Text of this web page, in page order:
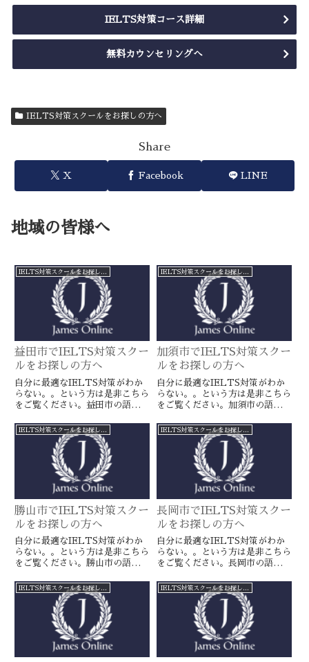
IELTS対策コース詳細
無料カウンセリングへ
IELTS対策スクールをお探しの方へ
Share
X Facebook LINE
地域の皆様へ
IELTS対策スクールをお探しの方へ
益田市でIELTS対策スクー
ルをお探しの方へ
自分に最適なIELTS対策がわか
らない。。という方は是非こちら
をご覧ください。益田市の語学ス
ラインのIELTS対策ならより確
実に目標達成が近づきます。海外
留学や移住をお考えの方や国内大
学受験を有利に進めたい方に是
IELTS対策スクールをお探しの方へ
加須市でIELTS対策スクー
ルをお探しの方へ
自分に最適なIELTS対策がわか
らない。。という方は是非こちら
をご覧ください。加須市の語学ス
ラインのIELTS対策ならより確
実に目標達成が近づきます。海外
留学や移住をお考えの方や国内大
学受験を有利に進めたい方に是
IELTS対策スクールをお探しの方へ
勝山市でIELTS対策スクー
ルをお探しの方へ
自分に最適なIELTS対策がわか
らない。。という方は是非こちら
をご覧ください。勝山市の語学ス
ラインのIELTS対策ならより確
実に目標達成が近づきます。海外
留学や移住をお考えの方や国内大
学受験を有利に進めたい方に是
IELTS対策スクールをお探しの方へ
長岡市でIELTS対策スクー
ルをお探しの方へ
自分に最適なIELTS対策がわか
らない。。という方は是非こちら
をご覧ください。長岡市の語学ス
ラインのIELTS対策ならより確
実に目標達成が近づきます。海外
留学や移住をお考えの方や国内大
学受験を有利に進めたい方に是
IELTS対策スクールをお探しの方へ IELTS対策スクールをお探しの方へ